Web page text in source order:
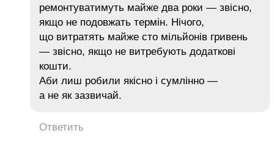
ремонтуватимуть майже два роки — звісно,
якщо не подовжать термін. Нічого,
що витратять майже сто мільйонів гривень
— звісно, якщо не витребують додаткові
кошти.
Аби лиш робили якісно і сумлінно —
а не як зазвичай.
Ответить